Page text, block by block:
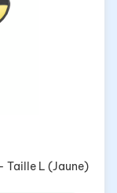
Taille L (Jaune)